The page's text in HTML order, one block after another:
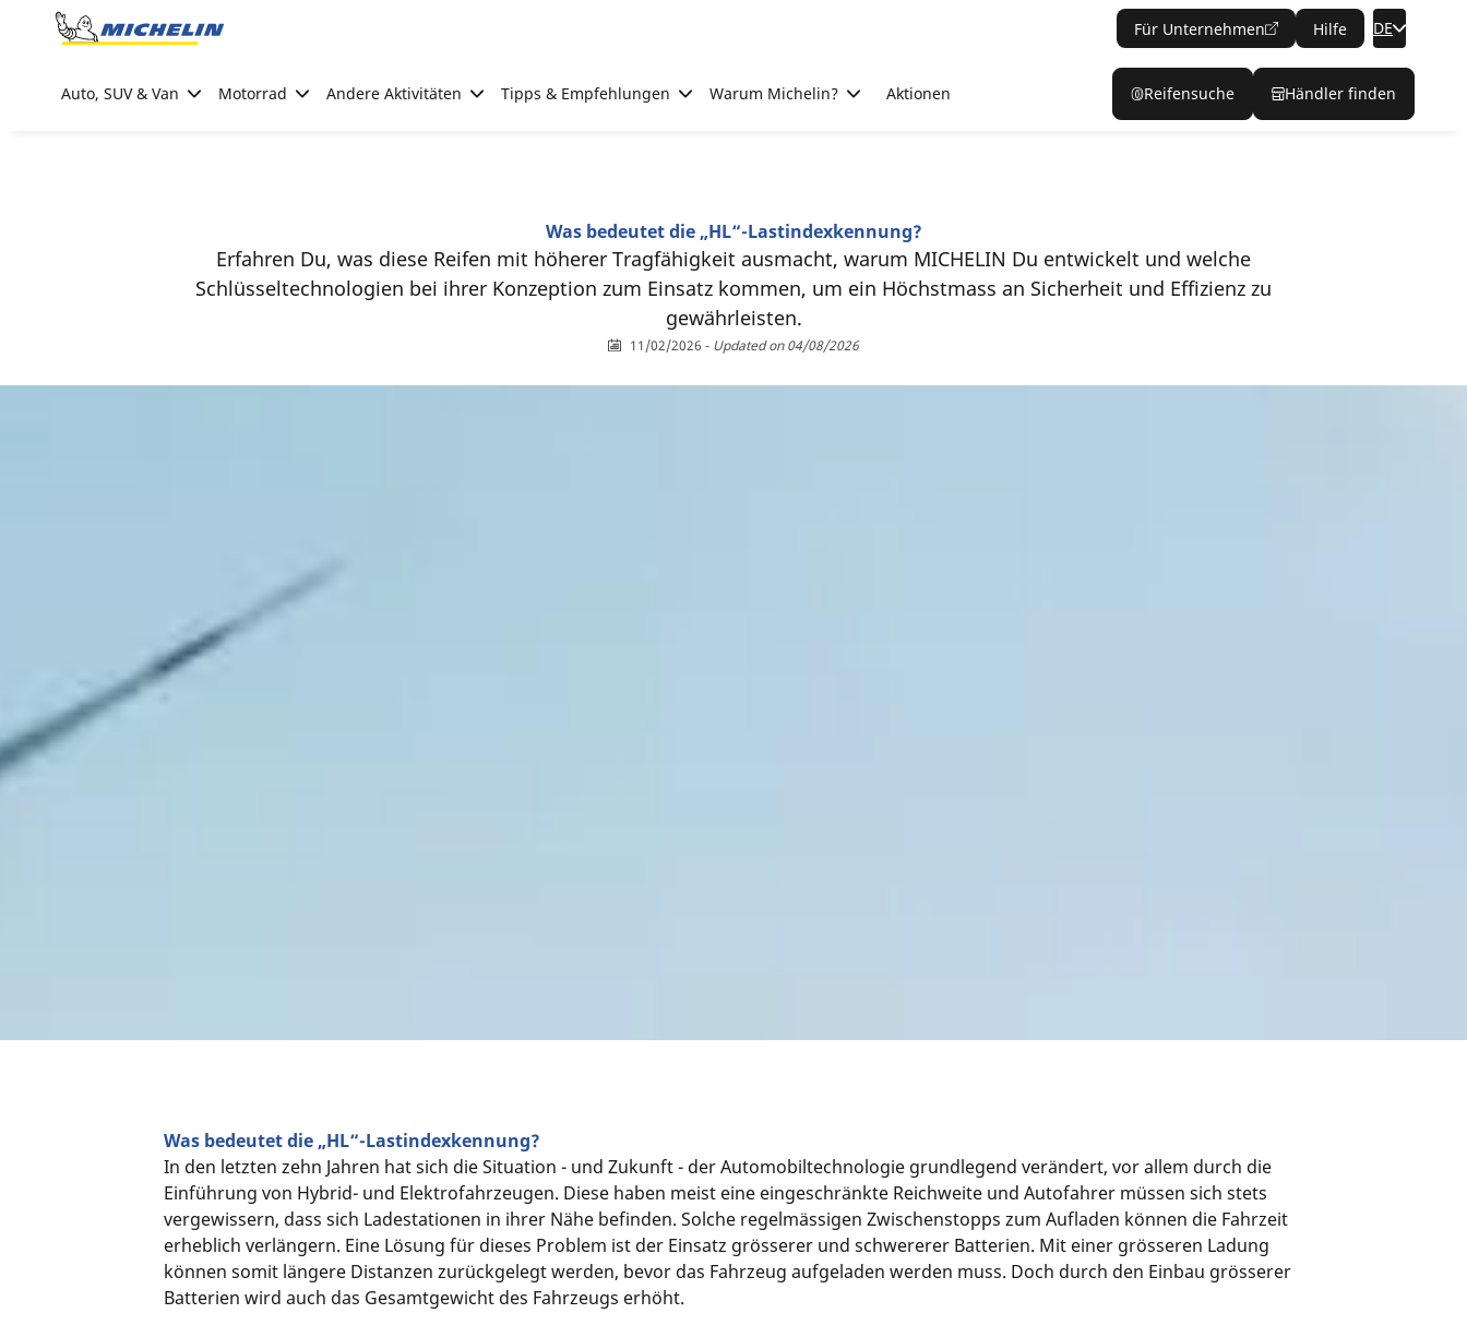
Go to page content
Für Unternehmen Hilfe DE
Auto, SUV & Van Motorrad Andere Aktivitäten Tipps & Empfehlungen Warum Michelin? Aktionen Reifensuche Händler finden
Was bedeutet die „HL“-Lastindexkennung?
Erfahren Du, was diese Reifen mit höherer Tragfähigkeit ausmacht, warum MICHELIN Du entwickelt und welche
Schlüsseltechnologien bei ihrer Konzeption zum Einsatz kommen, um ein Höchstmass an Sicherheit und Effizienz zu
gewährleisten.
11/02/2026 - Updated on 04/08/2026
Was bedeutet die „HL“-Lastindexkennung?
In den letzten zehn Jahren hat sich die Situation - und Zukunft - der Automobiltechnologie grundlegend verändert, vor allem durch die
Einführung von Hybrid- und Elektrofahrzeugen. Diese haben meist eine eingeschränkte Reichweite und Autofahrer müssen sich stets
vergewissern, dass sich Ladestationen in ihrer Nähe befinden. Solche regelmässigen Zwischenstopps zum Aufladen können die Fahrzeit
erheblich verlängern. Eine Lösung für dieses Problem ist der Einsatz grösserer und schwererer Batterien. Mit einer grösseren Ladung
können somit längere Distanzen zurückgelegt werden, bevor das Fahrzeug aufgeladen werden muss. Doch durch den Einbau grösserer
Batterien wird auch das Gesamtgewicht des Fahrzeugs erhöht.